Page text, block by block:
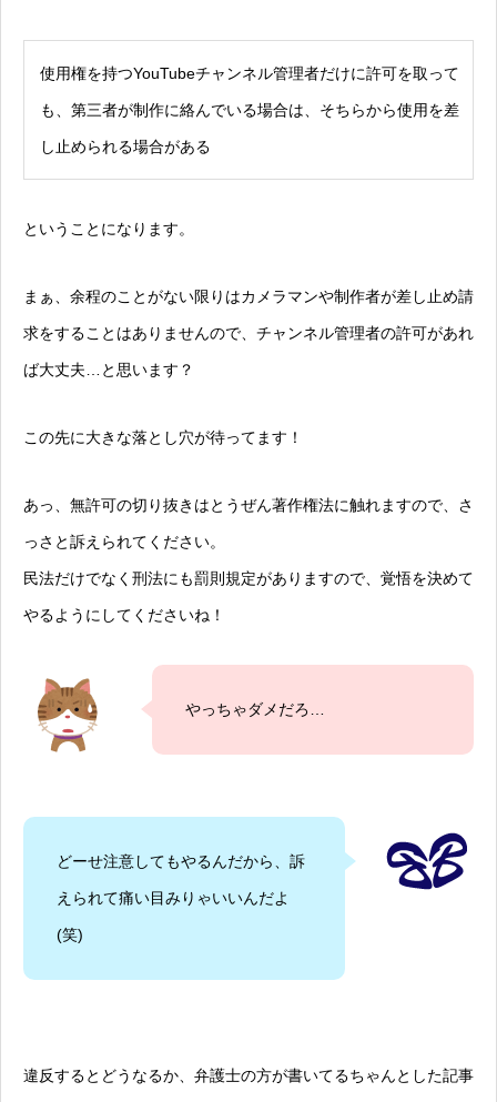
使用権を持つYouTubeチャンネル管理者だけに許可を取って
も、第三者が制作に絡んでいる場合は、そちらから使用を差
し止められる場合がある
ということになります。
まぁ、余程のことがない限りはカメラマンや制作者が差し止め請
求をすることはありませんので、チャンネル管理者の許可があれ
ば大丈夫…と思います？
この先に大きな落とし穴が待ってます！
あっ、無許可の切り抜きはとうぜん著作権法に触れますので、さ
っさと訴えられてください。
民法だけでなく刑法にも罰則規定がありますので、覚悟を決めて
やるようにしてくださいね！
やっちゃダメだろ…
どーせ注意してもやるんだから、訴
えられて痛い目みりゃいいんだよ
(笑)
違反するとどうなるか、弁護士の方が書いてるちゃんとした記事